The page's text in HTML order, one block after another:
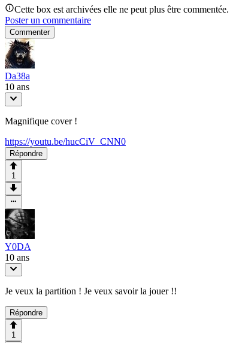
Cette box est archivées elle ne peut plus être commentée.
Poster un commentaire
Commenter
Da38a
10 ans
Magnifique cover !
https://youtu.be/hucCiV_CNN0
Répondre
1
Y0DA
10 ans
Je veux la partition ! Je veux savoir la jouer !!
Répondre
1